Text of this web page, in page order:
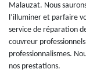
Malauzat. Nous
l’illuminer et parfaire
service de réparation
couvreur
professionnalismes.
nos prestations.